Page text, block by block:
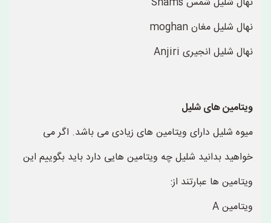
نهال شلیل مغان moghan
نهال شلیل انجیری Anjiri
ویتامین های شلیل
میوه شلیل دارای ویتامین های زیادی می باشد. اگر می
خواهید بدانید شلیل چه ویتامین هایی دارد باید بگوییم این
ویتامین ها عبارتند از:
ویتامین A